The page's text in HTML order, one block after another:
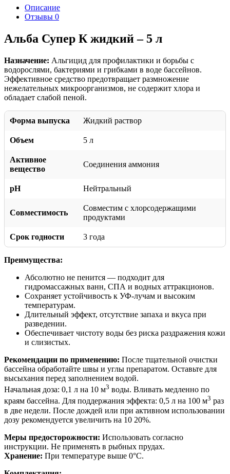
Описание
Отзывы 0
Альба Супер К жидкий – 5 л
Назначение: Альгицид для профилактики и борьбы с
водорослями, бактериями и грибками в воде бассейнов.
Эффективное средство предотвращает размножение
нежелательных микроорганизмов, не содержит хлора и
обладает слабой пеной.
Форма выпуска Жидкий раствор
Объем 5 л
Активное
вещество
Соединения аммония
pH Нейтральный
Совместимость
Совместим с хлорсодержащими
продуктами
Срок годности 3 года
Преимущества:
Абсолютно не пенится — подходит для
гидромассажных ванн, СПА и водных аттракционов.
Сохраняет устойчивость к УФ-лучам и высоким
температурам.
Длительный эффект, отсутствие запаха и вкуса при
разведении.
Обеспечивает чистоту воды без риска раздражения кожи
и слизистых.
Рекомендации по применению: После тщательной очистки
бассейна обработайте швы и углы препаратом. Оставьте для
высыхания перед заполнением водой.
Начальная доза: 0,1 л на 10 м3 воды. Вливать медленно по
краям бассейна. Для поддержания эффекта: 0,5 л на 100 м3 раз
в две недели. После дождей или при активном использовании
дозу рекомендуется увеличить на 10 20%.
Меры предосторожности: Использовать согласно
инструкции. Не применять в рыбных прудах.
Хранение: При температуре выше 0°C.